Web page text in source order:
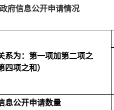
府信息公开申请情况
系为：第一项加第二项之
四项之和）
息公开申请数量